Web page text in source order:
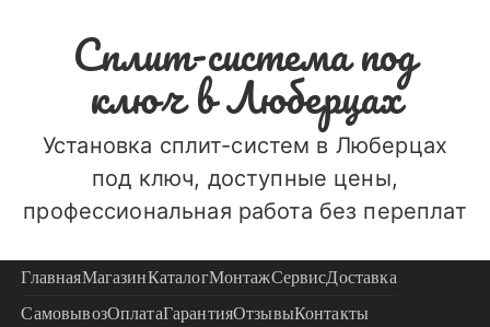
содержимомуСплит-система под
ключ в Люберцах
Установка сплит-систем в Люберцах
под ключ, доступные цены,
профессиональная работа без переплат
ГлавнаяМагазинКаталогМонтажСервисДоставка
СамовывозОплатаГарантияОтзывыКонтакты